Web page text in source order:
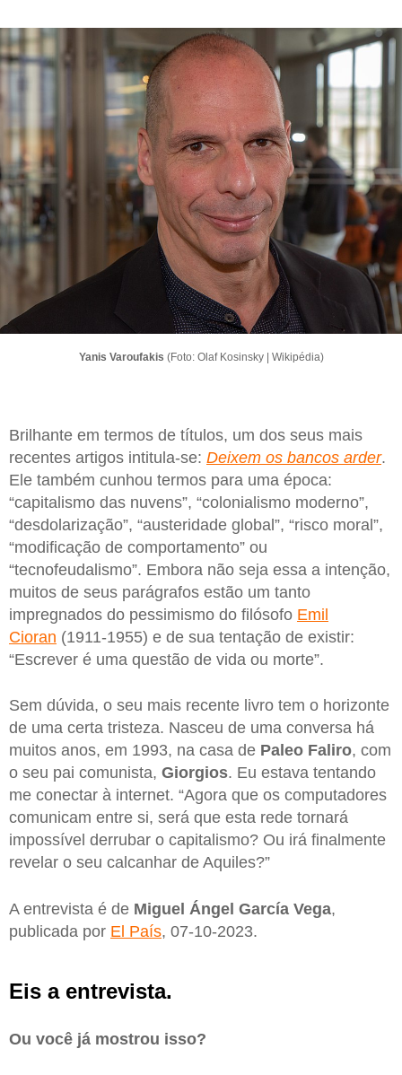
Yanis Varoufakis (Foto: Olaf Kosinsky | Wikipédia)
Brilhante em termos de títulos, um dos seus mais
recentes artigos intitula-se: Deixem os bancos arder.
Ele também cunhou termos para uma época:
“capitalismo das nuvens”, “colonialismo moderno”,
“desdolarização”, “austeridade global”, “risco moral”,
“modificação de comportamento” ou
“tecnofeudalismo”. Embora não seja essa a intenção,
muitos de seus parágrafos estão um tanto
impregnados do pessimismo do filósofo Emil
Cioran (1911-1955) e de sua tentação de existir:
“Escrever é uma questão de vida ou morte”.
Sem dúvida, o seu mais recente livro tem o horizonte
de uma certa tristeza. Nasceu de uma conversa há
muitos anos, em 1993, na casa de Paleo Faliro, com
o seu pai comunista, Giorgios. Eu estava tentando
me conectar à internet. “Agora que os computadores
comunicam entre si, será que esta rede tornará
impossível derrubar o capitalismo? Ou irá finalmente
revelar o seu calcanhar de Aquiles?”
A entrevista é de Miguel Ángel García Vega,
publicada por El País, 07-10-2023.
Eis a entrevista.
Ou você já mostrou isso?